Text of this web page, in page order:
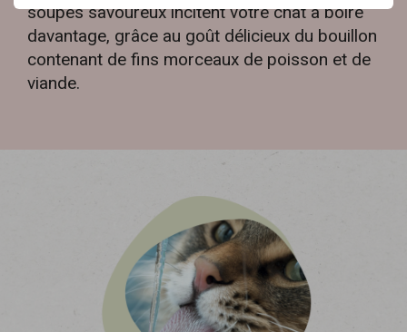
soupes savoureux incitent votre chat à boire
davantage, grâce au goût délicieux du bouillon
contenant de fins morceaux de poisson et de
viande.